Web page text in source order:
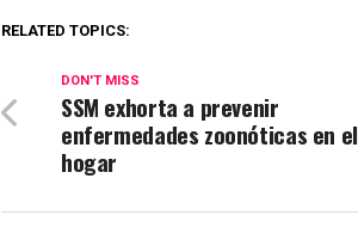
RELATED TOPICS:
DON'T MISS
SSM exhorta a prevenir
enfermedades zoonóticas en el
hogar